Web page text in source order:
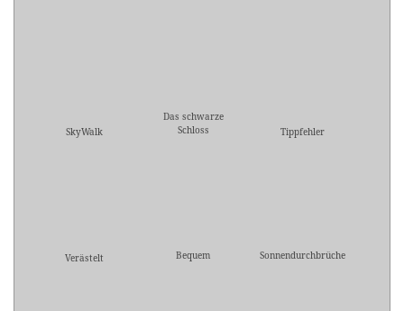
SkyWalk
Das schwarze
Schloss
Tippfehler
Verästelt Bequem Sonnendurchbrüche